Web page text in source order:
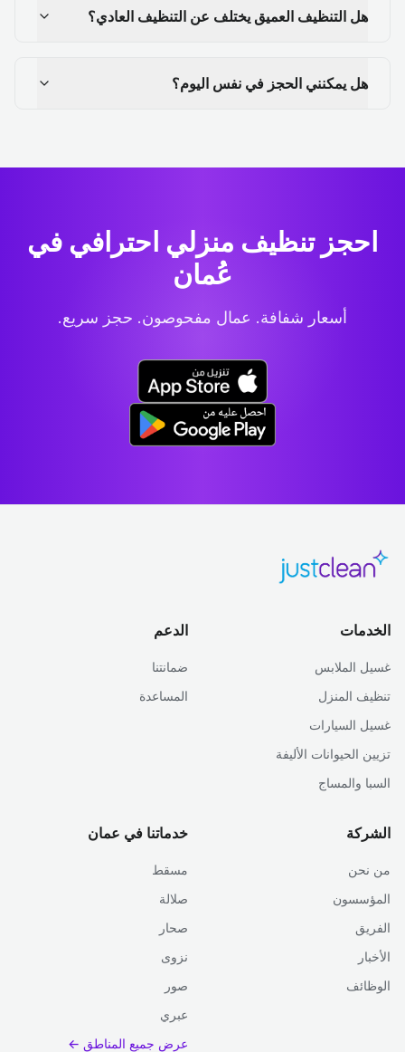
هل التنظيف العميق يختلف عن التنظيف العادي؟
هل يمكنني الحجز في نفس اليوم؟
احجز تنظيف منزلي احترافي في
عُمان
أسعار شفافة. عمال مفحوصون. حجز سريع.
الخدمات
غسيل الملابس
تنظيف المنزل
غسيل السيارات
تزيين الحيوانات الأليفة
السبا والمساج
الدعم
ضمانتنا
المساعدة
الشركة
من نحن
المؤسسون
الفريق
الأخبار
الوظائف
خدماتنا في عمان
مسقط
صلالة
صحار
نزوى
صور
عبري
عرض جميع المناطق ←